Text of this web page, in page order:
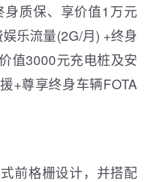
质保、享价值1万元
乐流量(2G/月) +终身
值3000元充电桩及安
+尊享终身车辆FOTA
前格栅设计，并搭配